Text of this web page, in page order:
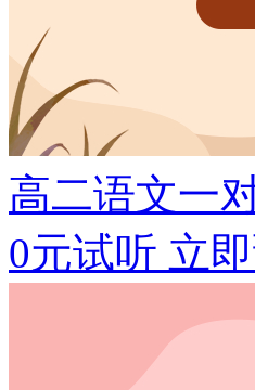
高二语文一
0元试听 立